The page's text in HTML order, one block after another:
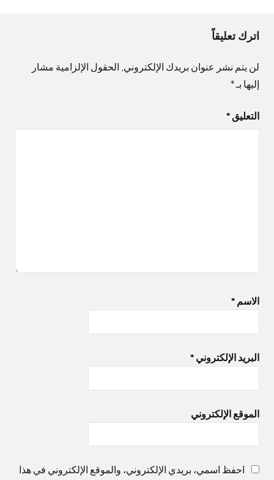
اترك تعليقاً
لن يتم نشر عنوان بريدك الإلكتروني. الحقول الإلزامية مشار
إليها بـ*
التعليق *
الاسم *
البريد الإلكتروني *
الموقع الإلكتروني
احفظ اسمي، بريدي الإلكتروني، والموقع الإلكتروني في هذا